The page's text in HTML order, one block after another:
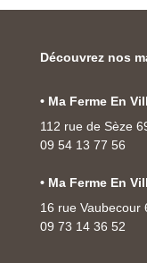
Découvrez nos
• Ma Ferme En
112 rue de Sèze
09 54 13 77 56
• Ma Ferme En
16 rue Vaubecour
09 73 14 36 52